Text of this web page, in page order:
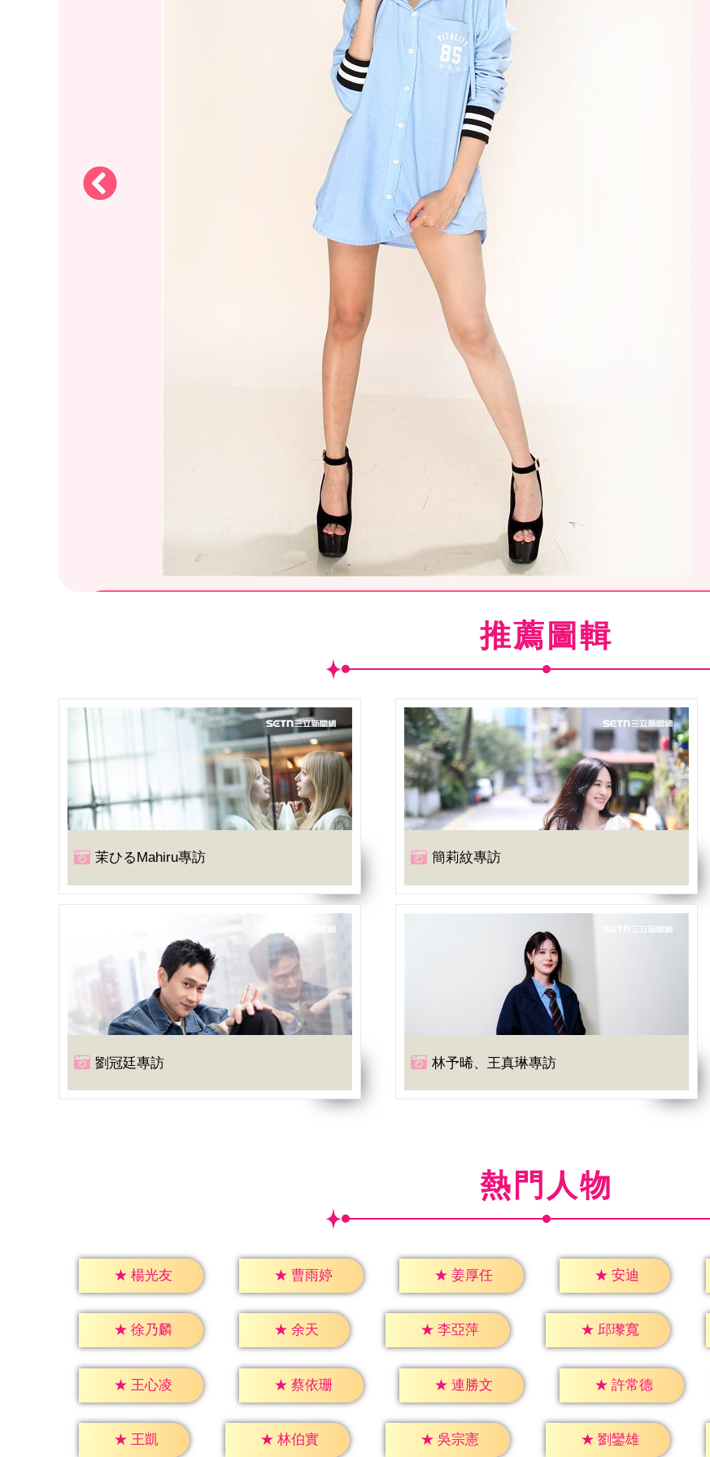
推薦圖輯
茉ひるMahiru專訪 簡莉紋專訪
劉冠廷專訪 林予晞、王真琳專訪
熱門人物
★ 楊光友 ★ 曹雨婷 ★ 姜厚任 ★ 安迪
★ 徐乃麟 ★ 余天 ★ 李亞萍 ★ 邱瓈寬
★ 王心凌 ★ 蔡依珊 ★ 連勝文 ★ 許常德
★ 王凱 ★ 林伯實 ★ 吳宗憲 ★ 劉鑾雄